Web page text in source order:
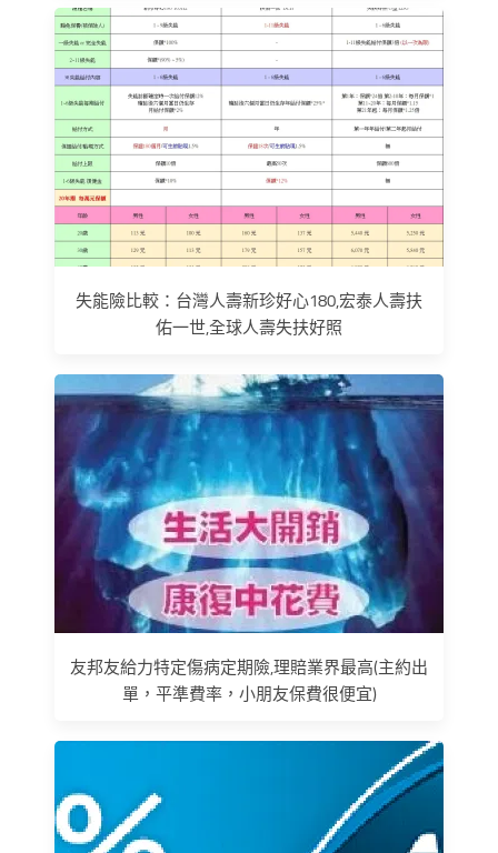
失能險比較：台灣人壽新珍好心180,宏泰人壽扶
佑一世,全球人壽失扶好照
友邦友給力特定傷病定期險,理賠業界最高(主約出
單，平準費率，小朋友保費很便宜)